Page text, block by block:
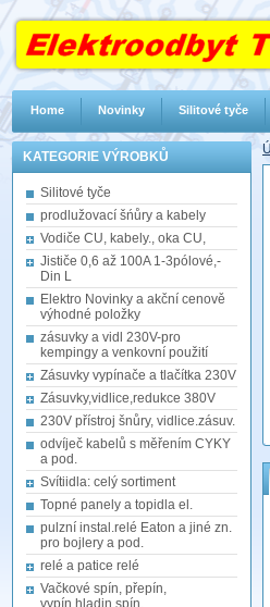
KATEGORIE VÝROBKŮ
Silitové tyče
prodlužovací šńůry a kabely
Vodiče CU, kabely., oka CU,
Jističe 0,6 až 100A 1-3pólové,-
Din L
Elektro Novinky a akční cenově
výhodné položky
zásuvky a vidl 230V-pro
kempingy a venkovní použití
Zásuvky vypínače a tlačítka 230V
Zásuvky,vidlice,redukce 380V
230V přístroj šnůry, vidlice.zásuv.
odvíječ kabelů s měřením CYKY
a pod.
Svítiidla: celý sortiment
Topné panely a topidla el.
pulzní instal.relé Eaton a jiné zn.
pro bojlery a pod.
relé a patice relé
Vačkové spín, přepín,
vypín,hladin.spín.
Home Novinky Silitové tyče